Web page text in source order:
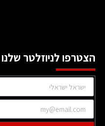
הצטרפו לניוזלטר שלנו